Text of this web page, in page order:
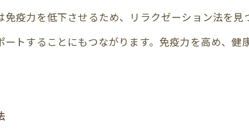
疫力を低下させるため、リラクゼーション法を見
トすることにもつながります。免疫力を高め、